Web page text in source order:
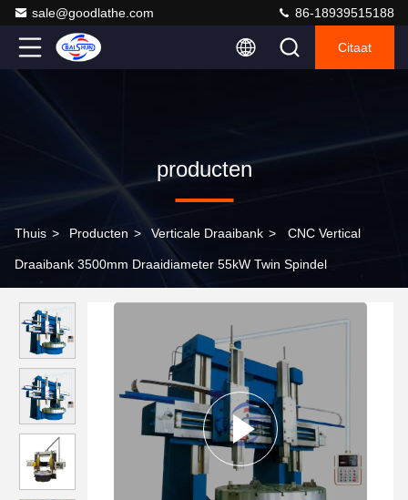
sale@goodlathe.com 86-18939515188
Citaat
producten
Thuis > Producten > Verticale Draaibank > CNC Vertical
Draaibank 3500mm Draaidiameter 55kW Twin Spindel